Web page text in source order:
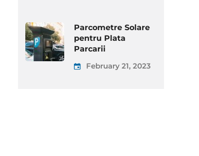
Parcometre Solare
pentru Plata
Parcarii
February 21, 2023